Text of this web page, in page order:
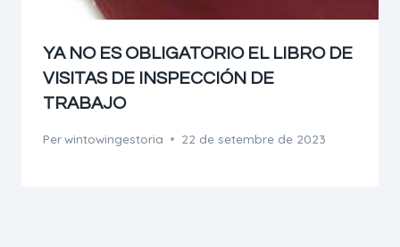
YA NO ES OBLIGATORIO EL LIBRO DE
VISITAS DE INSPECCIÓN DE
TRABAJO
Perwintowingestoria 22 de setembre de 2023